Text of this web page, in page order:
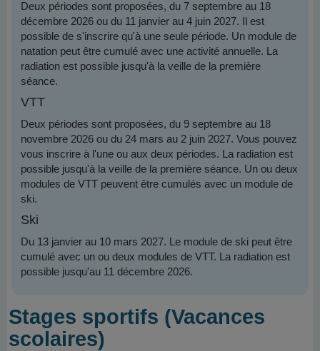
Deux périodes sont proposées, du 7 septembre au 18
décembre 2026 ou du 11 janvier au 4 juin 2027. Il est
possible de s'inscrire qu'à une seule période. Un module de
natation peut être cumulé avec une activité annuelle. La
radiation est possible jusqu'à la veille de la première
séance.
VTT
Deux périodes sont proposées, du 9 septembre au 18
novembre 2026 ou du 24 mars au 2 juin 2027. Vous pouvez
vous inscrire à l'une ou aux deux périodes. La radiation est
possible jusqu'à la veille de la première séance. Un ou deux
modules de VTT peuvent être cumulés avec un module de
ski.
Ski
Du 13 janvier au 10 mars 2027. Le module de ski peut être
cumulé avec un ou deux modules de VTT. La radiation est
possible jusqu'au 11 décembre 2026.
Stages sportifs (Vacances
scolaires)